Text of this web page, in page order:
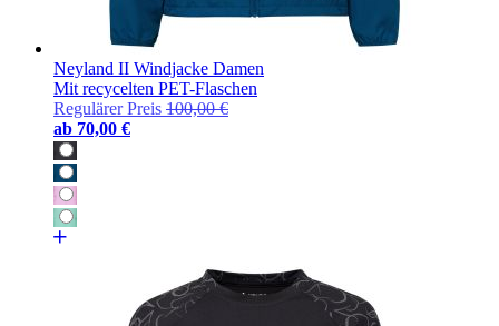
Neyland II Windjacke Damen
Mit recycelten PET-Flaschen
Regulärer Preis 100,00 €
ab 70,00 €